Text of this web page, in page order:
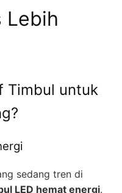
Lebih
Timbul untuk
sedang tren di
LED hemat energi.